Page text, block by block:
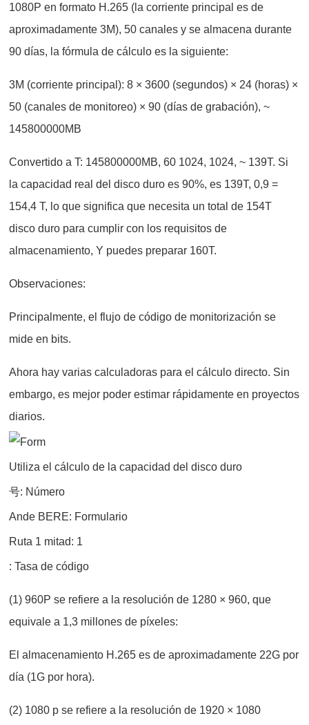
1080P en formato H.265 (la corriente principal es de
aproximadamente 3M), 50 canales y se almacena durante
90 días, la fórmula de cálculo es la siguiente:
3M (corriente principal): 8 × 3600 (segundos) × 24 (horas) ×
50 (canales de monitoreo) × 90 (días de grabación), ~
145800000MB
Convertido a T: 145800000MB, 60 1024, 1024, ~ 139T. Si
la capacidad real del disco duro es 90%, es 139T, 0,9 =
154,4 T, lo que significa que necesita un total de 154T
disco duro para cumplir con los requisitos de
almacenamiento, Y puedes preparar 160T.
Observaciones:
Principalmente, el flujo de código de monitorización se
mide en bits.
Ahora hay varias calculadoras para el cálculo directo. Sin
embargo, es mejor poder estimar rápidamente en proyectos
diarios.
Utiliza el cálculo de la capacidad del disco duro
号: Número
Ande BERE: Formulario
Ruta 1 mitad: 1
: Tasa de código
(1) 960P se refiere a la resolución de 1280 × 960, que
equivale a 1,3 millones de píxeles:
El almacenamiento H.265 es de aproximadamente 22G por
día (1G por hora).
(2) 1080 p se refiere a la resolución de 1920 × 1080